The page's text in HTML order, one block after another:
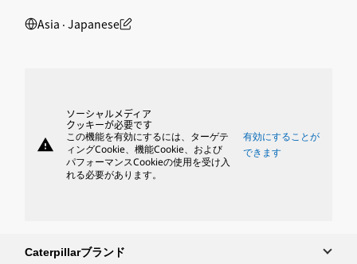
Asia ‧ Japanese
warning
ソーシャルメディア
クッキーが必要です
この機能を有効にするには、ターゲテ
ィングCookie、機能Cookie、および
パフォーマンスCookieの使用を受け入
れる必要があります。
有効にすることが
できます
Caterpillarブランド